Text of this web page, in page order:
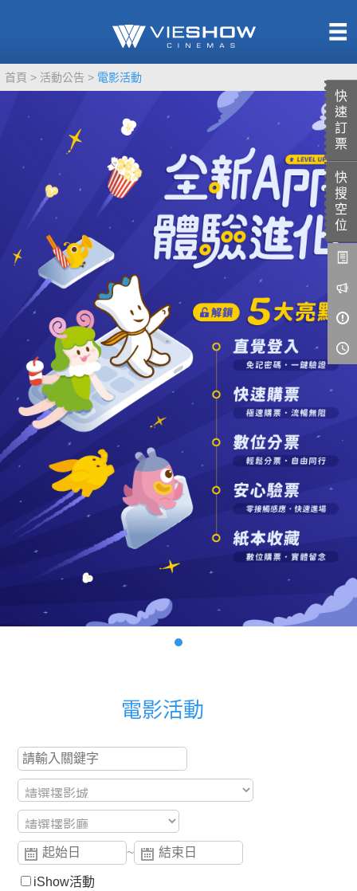
快
速
訂
票
快
搜
空
位
首頁 活動公告 電影活動
電影活動
~
iShow活動
即將上映
TITAN SCREEN
MUCROWN
4DX
VR 演唱會
GOLD CLASS
AD口述影像
LIVE演唱會
影城餐飲
UNICORN
影城公告
影城活動
中獎名單
合作夥伴
商家介紹
商場活動
會員Q&A